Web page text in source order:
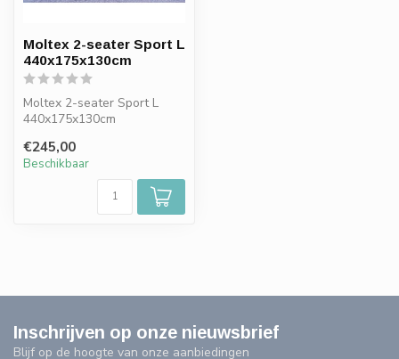
Moltex 2-seater Sport L
440x175x130cm
Moltex 2-seater Sport L
440x175x130cm
€245,00
Beschikbaar
Inschrijven op onze nieuwsbrief
Blijf op de hoogte van onze aanbiedingen